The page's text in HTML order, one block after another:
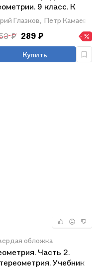
9 класс. К
Л.С. Атанасяна
др. "Геометрия. 7-9
(М.:
Глазков, Петр Камаев
₽ 289 ₽
Купить
Роман Дзержинский
обложка
Часть 2.
Учебник